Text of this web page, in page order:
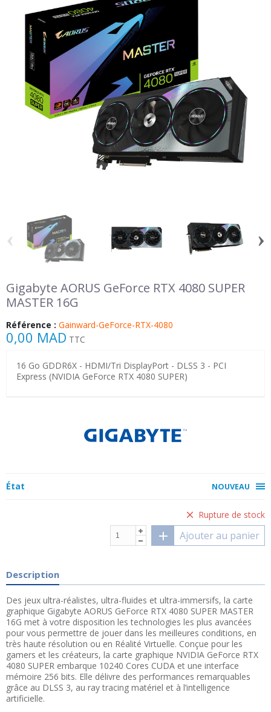
‹ ›
Gigabyte AORUS GeForce RTX 4080 SUPER
MASTER 16G
Référence : Gainward-GeForce-RTX-4080
0,00 MAD TTC
16 Go GDDR6X - HDMI/Tri DisplayPort - DLSS 3 - PCI
Express (NVIDIA GeForce RTX 4080 SUPER)
État NOUVEAU
Rupture de stock
Ajouter au panier
Description
Des jeux ultra-réalistes, ultra-fluides et ultra-immersifs, la carte
graphique Gigabyte AORUS GeForce RTX 4080 SUPER MASTER
16G met à votre disposition les technologies les plus avancées
pour vous permettre de jouer dans les meilleures conditions, en
très haute résolution ou en Réalité Virtuelle. Conçue pour les
gamers et les créateurs, la carte graphique NVIDIA GeForce RTX
4080 SUPER embarque 10240 Cores CUDA et une interface
mémoire 256 bits. Elle délivre des performances remarquables
grâce au DLSS 3, au ray tracing matériel et à l’intelligence
artificielle.